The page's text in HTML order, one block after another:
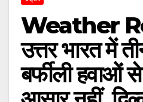
Weather
उत्तर भारत में
बर्फीली हवाओं